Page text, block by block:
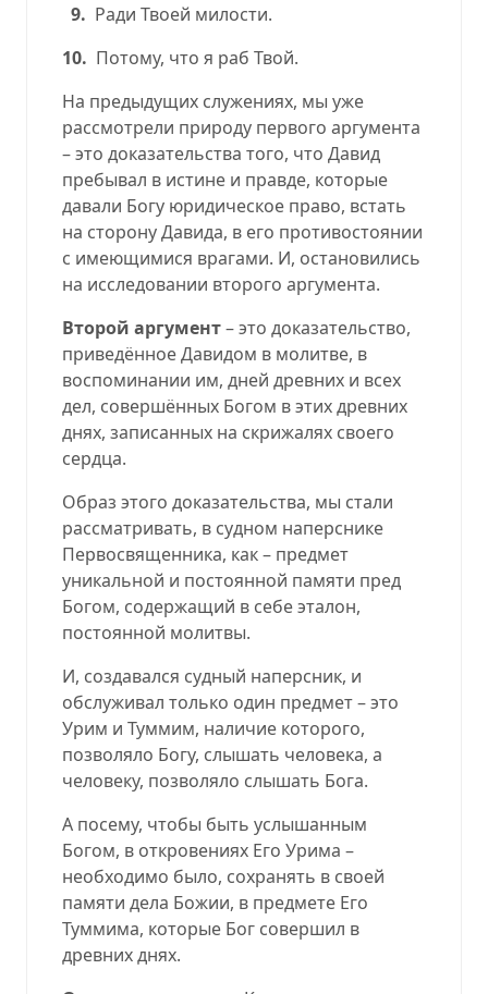
9. Ради Твоей милости.
10. Потому, что я раб Твой.
На предыдущих служениях, мы уже
рассмотрели природу первого аргумента
– это доказательства того, что Давид
пребывал в истине и правде, которые
давали Богу юридическое право, встать
на сторону Давида, в его противостоянии
с имеющимися врагами. И, остановились
на исследовании второго аргумента.
Второй аргумент– это доказательство,
приведённое Давидом в молитве, в
воспоминании им, дней древних и всех
дел, совершённых Богом в этих древних
днях, записанных на скрижалях своего
сердца.
Образ этого доказательства, мы стали
рассматривать, в судном наперснике
Первосвященника, как – предмет
уникальной и постоянной памяти пред
Богом, содержащий в себе эталон,
постоянной молитвы.
И, создавался судный наперсник, и
обслуживал только один предмет – это
Урим и Туммим, наличие которого,
позволяло Богу, слышать человека, а
человеку, позволяло слышать Бога.
А посему, чтобы быть услышанным
Богом, в откровениях Его Урима –
необходимо было, сохранять в своей
памяти дела Божии, в предмете Его
Туммима, которые Бог совершил в
древних днях.